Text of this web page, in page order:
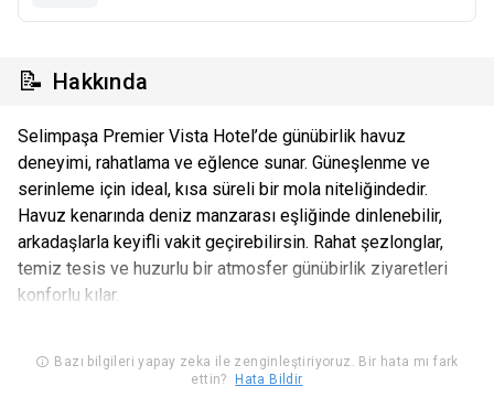
📝 Hakkında
Selimpaşa Premier Vista Hotel’de günübirlik havuz
deneyimi, rahatlama ve eğlence sunar. Güneşlenme ve
serinleme için ideal, kısa süreli bir mola niteliğindedir.
Havuz kenarında deniz manzarası eşliğinde dinlenebilir,
arkadaşlarla keyifli vakit geçirebilirsin. Rahat şezlonglar,
temiz tesis ve huzurlu bir atmosfer günübirlik ziyaretleri
konforlu kılar.
Bazı bilgileri yapay zeka ile zenginleştiriyoruz. Bir hata mı fark
ettin?
Hata Bildir